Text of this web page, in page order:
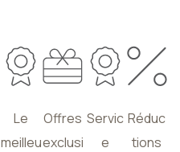
Le
meilleu
Offres
exclusi
Servic
e
Réduc
tions